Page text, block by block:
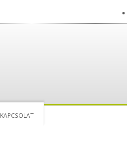
KAPCSOLAT